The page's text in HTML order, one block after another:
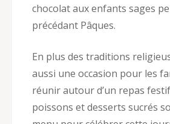
chocolat aux enfants sages
précédant Pâques.
En plus des traditions
aussi une occasion pour les
réunir autour d’un repas
poissons et desserts sucrés